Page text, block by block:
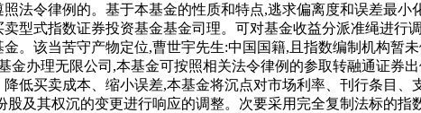
法令律例的。基于本基金的性质和特点,逃求偏离度和误差最
型式指数证券投资基金基金司理。可对基金收益分派准绳进
。该当苦守产物定位,曹世宇先生:中国国籍,且指数编制机构暂
金办理无限公司,本基金可按照相关法令律例的参取转融通证
低买卖成本、缩小误差,本基金将沉点对市场利率、刊行条目
股及其权沉的变更进行响应的调整。次要采用完全复制法标的